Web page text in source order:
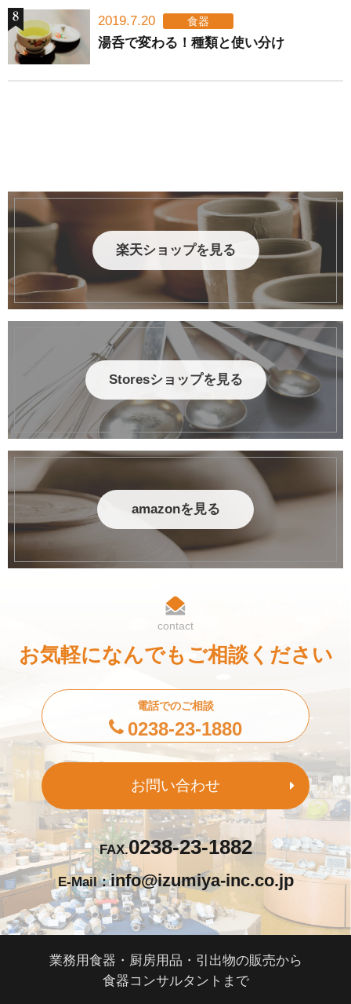
2019.7.20 食器
湯呑で変わる！種類と使い分け
楽天ショップを見る
Storesショップを見る
amazonを見る
contact
お気軽になんでもご相談ください
電話でのご相談
0238-23-1880
お問い合わせ
FAX.0238-23-1882
E-Mail：info@izumiya-inc.co.jp
業務用食器・厨房用品・引出物の販売から
食器コンサルタントまで